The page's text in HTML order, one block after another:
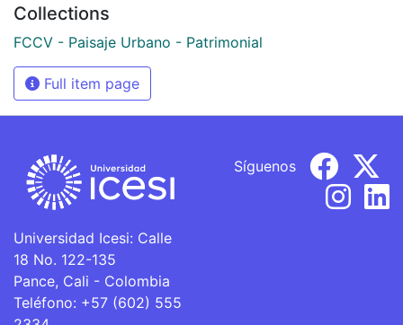
Collections
FCCV - Paisaje Urbano - Patrimonial
Full item page
Universidad Icesi: Calle
18 No. 122-135
Pance, Cali - Colombia
Teléfono: +57 (602) 555
Síguenos